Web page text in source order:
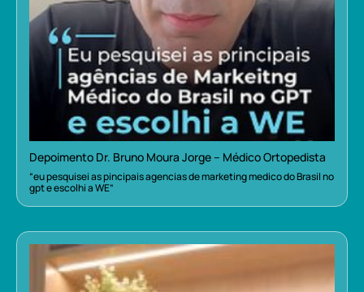
Depoimento Dr. Bruno Moura Jorge – Médico Ortopedista
“eu pesquisei as pincipais agencias de marketing medico do Brasil no
gpt e escolhi a WE”